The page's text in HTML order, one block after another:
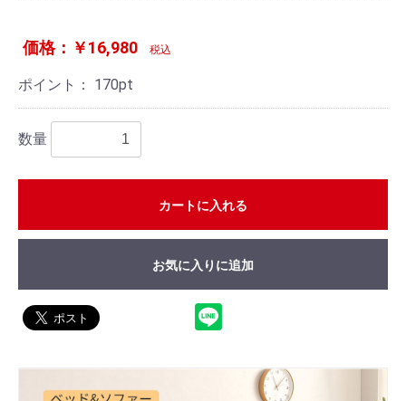
価格：￥16,980 税込
ポイント： 170pt
数量
カートに入れる
お気に入りに追加